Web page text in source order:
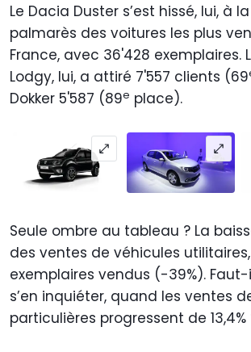
Le Dacia Duster s’est hissé, lui, à la
palmarès des voitures les plus
France, avec 36'428 exemplaires.
Lodgy, lui, a attiré 7'557 clients (69
Dokker 5'587 (89e place).
Seule ombre au tableau ? La
des ventes de véhicules
exemplaires vendus (-39%).
s’en inquiéter, quand les ventes
particulières progressent de 13,4%